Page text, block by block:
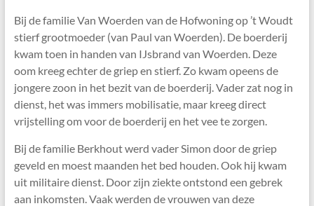
Bij de familie Van Woerden van de Hofwoning op ’t Woudt
stierf grootmoeder (van Paul van Woerden). De boerderij
kwam toen in handen van IJsbrand van Woerden. Deze
oom kreeg echter de griep en stierf. Zo kwam opeens de
jongere zoon in het bezit van de boerderij. Vader zat nog in
dienst, het was immers mobilisatie, maar kreeg direct
vrijstelling om voor de boerderij en het vee te zorgen.
Bij de familie Berkhout werd vader Simon door de griep
geveld en moest maanden het bed houden. Ook hij kwam
uit militaire dienst. Door zijn ziekte ontstond een gebrek
aan inkomsten. Vaak werden de vrouwen van deze